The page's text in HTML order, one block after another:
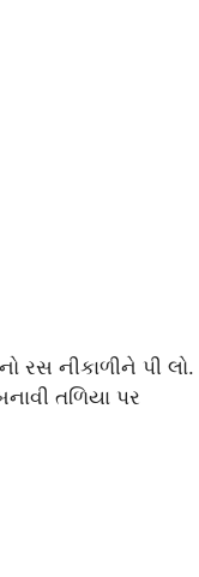
રસ નીકાળીને પી લો.
તળિયા પર